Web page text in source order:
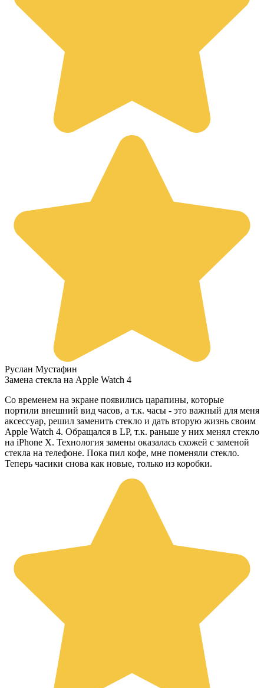
Руслан Мустафин
Замена стекла на Apple Watch 4
Со временем на экране появились царапины, которые
портили внешний вид часов, а т.к. часы - это важный для меня
аксессуар, решил заменить стекло и дать вторую жизнь своим
Apple Watch 4. Обращался в LP, т.к. раньше у них менял стекло
на iPhone X. Технология замены оказалась схожей с заменой
стекла на телефоне. Пока пил кофе, мне поменяли стекло.
Теперь часики снова как новые, только из коробки.